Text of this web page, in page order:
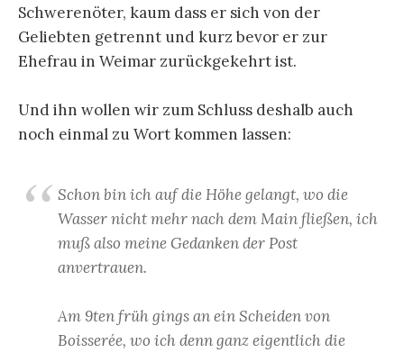
Schwerenöter, kaum dass er sich von der
Geliebten getrennt und kurz bevor er zur
Ehefrau in Weimar zurückgekehrt ist.
Und ihn wollen wir zum Schluss deshalb auch
noch einmal zu Wort kommen lassen:
Schon bin ich auf die Höhe gelangt, wo die
Wasser nicht mehr nach dem Main fließen, ich
muß also meine Gedanken der Post
anvertrauen.
Am 9ten früh gings an ein Scheiden von
Boisserée, wo ich denn ganz eigentlich die